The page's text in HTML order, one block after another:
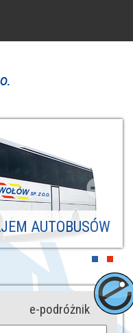
AUTOBUSÓW
e-podróżnik